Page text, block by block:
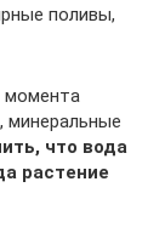
поливы,
момента
минеральные
что вода
растение